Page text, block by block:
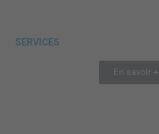
SERVICES
En savoir +